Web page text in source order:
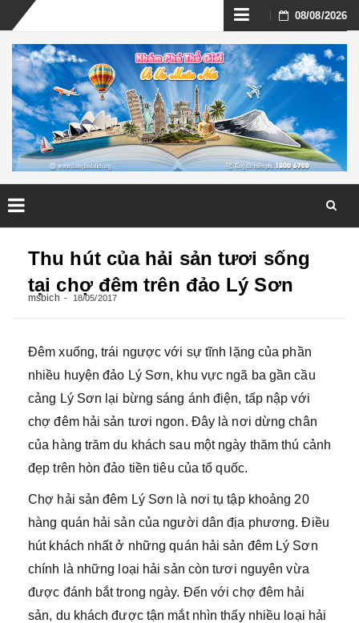
Skip
to
content
08/08/2026
Thu hút của hải sản tươi sống
tại chợ đêm trên đảo Lý Sơn
msbich 18/05/2017
Đêm xuống, trái ngược với sự tĩnh lặng của phần
nhiều huyện đảo Lý Sơn, khu vực ngã ba gần cầu
cảng Lý Sơn lại bừng sáng ánh điện, tấp nập với
chợ đêm hải sản tươi ngon. Đây là nơi dừng chân
của hàng trăm du khách sau một ngày thăm thú cảnh
đẹp trên hòn đảo tiền tiêu của tổ quốc.
Chợ hải sản đêm Lý Sơn là nơi tụ tập khoảng 20
hàng quán hải sản của người dân địa phương. Điều
hút khách nhất ở những quán hải sản đêm Lý Sơn
chính là những loại hải sản còn tươi nguyên vừa
được đánh bắt trong ngày. Đến với chợ đêm hải
sản, du khách được tận mắt nhìn thấy nhiều loại hải